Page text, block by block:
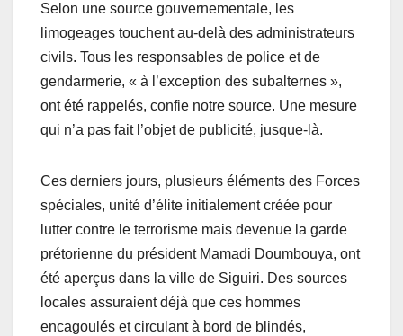
Selon une source gouvernementale, les
limogeages touchent au-delà des administrateurs
civils. Tous les responsables de police et de
gendarmerie, « à l’exception des subalternes »,
ont été rappelés, confie notre source. Une mesure
qui n’a pas fait l’objet de publicité, jusque-là.
Ces derniers jours, plusieurs éléments des Forces
spéciales, unité d’élite initialement créée pour
lutter contre le terrorisme mais devenue la garde
prétorienne du président Mamadi Doumbouya, ont
été aperçus dans la ville de Siguiri. Des sources
locales assuraient déjà que ces hommes
encagoulés et circulant à bord de blindés,